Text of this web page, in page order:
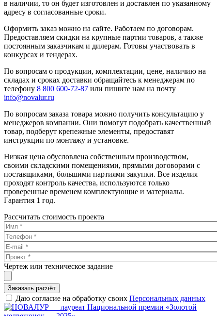
в наличии, то он будет изготовлен и доставлен по указанному
адресу в согласованные сроки.
Оформить заказ можно на сайте. Работаем по договорам.
Предоставляем скидки на крупные партии товаров, а также
постоянным заказчикам и дилерам. Готовы участвовать в
конкурсах и тендерах.
По вопросам о продукции, комплектации, цене, наличию на
складах и сроках доставки обращайтесь к менеджерам по
телефону 8 800 600-72-87 или пишите нам на почту
info@novalur.ru
По вопросам заказа товара можно получить консультацию у
менеджеров компании. Они помогут подобрать качественный
товар, подберут крепежные элементы, предоставят
инструкции по монтажу и установке.
Низкая цена обусловлена собственным производством,
своими складскими помещениями, прямыми договорами с
поставщиками, большими партиями закупки. Все изделия
проходят контроль качества, используются только
проверенные временем комплектующие и материалы.
Гарантия 1 год.
Рассчитать стоимость проекта
Чертеж или техническое задание
Заказать расчёт
Даю согласие на обработку своих Персональных данных